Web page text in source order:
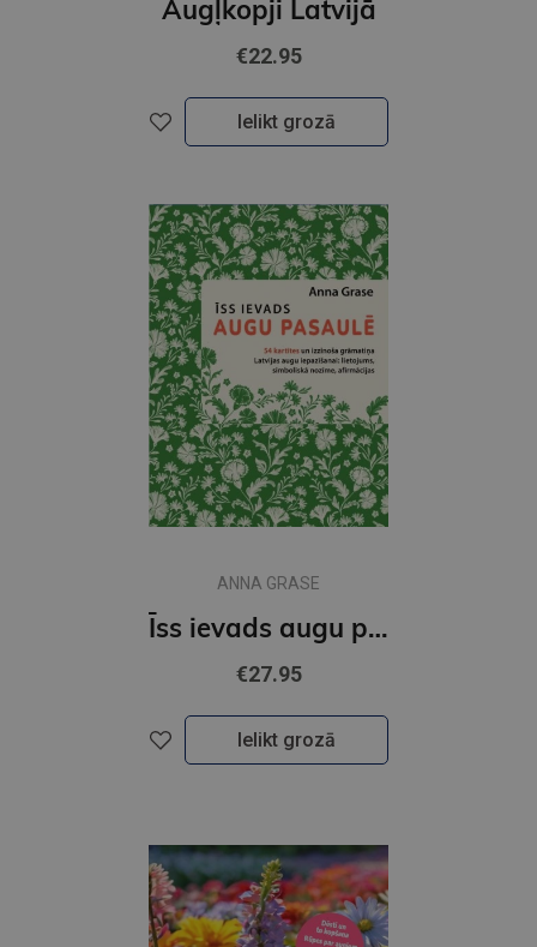
Augļkopji Latvijā
€22.95
Ielikt grozā
ANNA GRASE
Īss ievads augu pasaulē
€27.95
Ielikt grozā